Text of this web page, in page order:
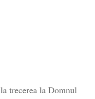
trecerea la Domnul